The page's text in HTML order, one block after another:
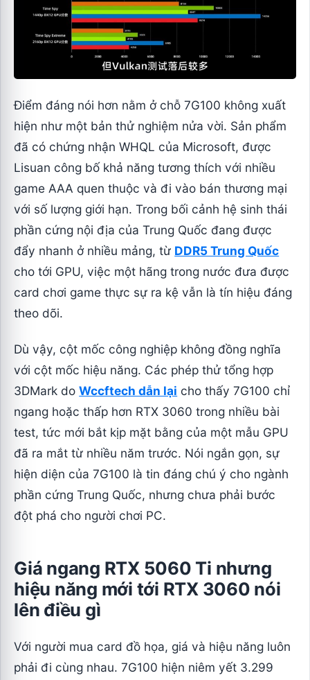
Điểm đáng nói hơn nằm ở chỗ 7G100 không xuất
hiện như một bản thử nghiệm nửa vời. Sản phẩm
đã có chứng nhận WHQL của Microsoft, được
Lisuan công bố khả năng tương thích với nhiều
game AAA quen thuộc và đi vào bán thương mại
với số lượng giới hạn. Trong bối cảnh hệ sinh thái
phần cứng nội địa của Trung Quốc đang được
đẩy nhanh ở nhiều mảng, từ DDR5 Trung Quốc
cho tới GPU, việc một hãng trong nước đưa được
card chơi game thực sự ra kệ vẫn là tín hiệu đáng
theo dõi.
Dù vậy, cột mốc công nghiệp không đồng nghĩa
với cột mốc hiệu năng. Các phép thử tổng hợp
3DMark doWccftech dẫn lại cho thấy 7G100 chỉ
ngang hoặc thấp hơn RTX 3060 trong nhiều bài
test, tức mới bắt kịp mặt bằng của một mẫu GPU
đã ra mắt từ nhiều năm trước. Nói ngắn gọn, sự
hiện diện của 7G100 là tin đáng chú ý cho ngành
phần cứng Trung Quốc, nhưng chưa phải bước
đột phá cho người chơi PC.
Giá ngang RTX 5060 Ti nhưng
hiệu năng mới tới RTX 3060 nói
lên điều gì
Với người mua card đồ họa, giá và hiệu năng luôn
phải đi cùng nhau. 7G100 hiện niêm yết 3.299